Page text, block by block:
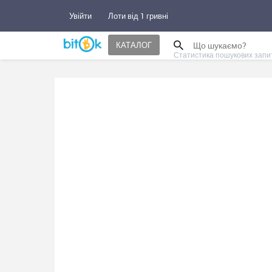
Увійти Лоти від 1 гривні
КАТАЛОГ
Статистика пошукових